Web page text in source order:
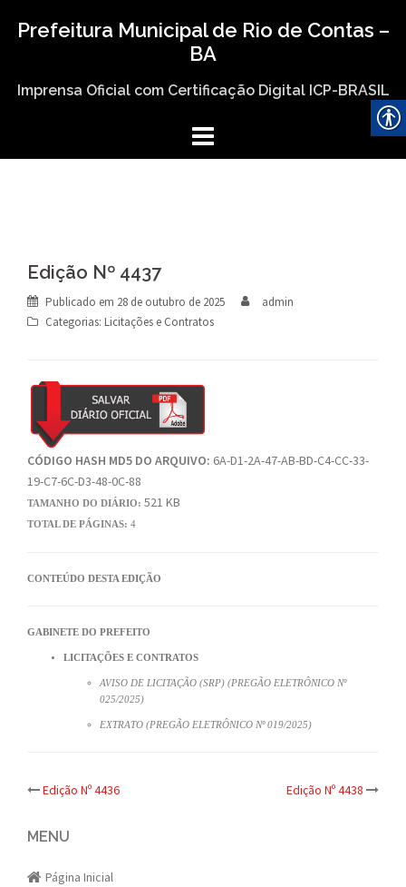
Prefeitura Municipal de Rio de Contas –
BA
Imprensa Oficial com Certificação Digital ICP-BRASIL
Edição Nº 4437
Publicado em 28 de outubro de 2025
admin
Categorias: Licitações e Contratos
CÓDIGO HASH MD5 DO ARQUIVO: 6A-D1-2A-47-AB-BD-C4-CC-33-
19-C7-6C-D3-48-0C-88
TAMANHO DO DIÁRIO: 521 KB
TOTAL DE PÁGINAS: 4
CONTEÚDO DESTA EDIÇÃO
GABINETE DO PREFEITO
LICITAÇÕES E CONTRATOS
AVISO DE LICITAÇÃO (SRP) (PREGÃO ELETRÔNICO Nº
025/2025)
EXTRATO (PREGÃO ELETRÔNICO Nº 019/2025)
Post
navigation
Edição Nº 4436 Edição Nº 4438
MENU
Página Inicial